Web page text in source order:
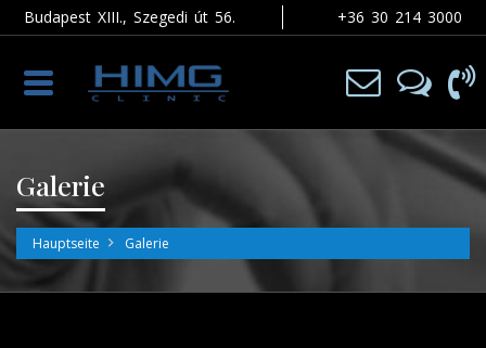
Budapest XIII., Szegedi út 56. +36 30 214 3000
Toggle
navigation
Galerie
Hauptseite Galerie